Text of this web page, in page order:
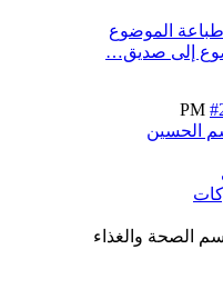
الموضوع
إلى صديق…
الصحة والغذاء